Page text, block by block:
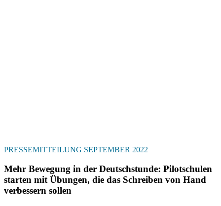
PRESSEMITTEILUNG SEPTEMBER 2022
Mehr Bewegung in der Deutschstunde: Pilotschulen
starten mit Übungen, die das Schreiben von Hand
verbessern sollen